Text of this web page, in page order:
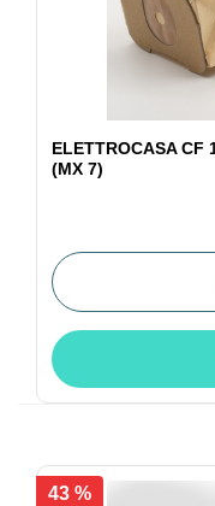
ELETTROCASA CF
(MX 7)
43 %